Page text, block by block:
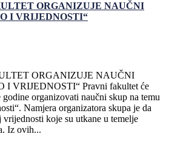
ORGANIZUJE NAUČNI
I VRIJEDNOSTI“
ORGANIZUJE NAUČNI
I VRIJEDNOSTI“ Pravni fakultet će
organizovati naučni skup na temu
Namjera organizatora skupa je da
vrijednosti koje su utkane u temelje
Iz ovih...